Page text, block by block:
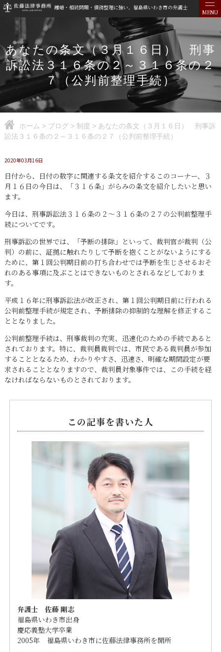
離婚・相続問題・債務整理に強い、福島県いわき市の弁護士
MENU
あなたの条文（３月１６日） 刑事
訴訟法３１６条の２～３１６条の２
７（公判前整理手続）
ホーム > ブログ> 制度 > あなたの条文（３月１６日） 刑事訴
訟法３１６条の２～３１６条の２７（公判前整理手続）
2020年03月16日
日付から、日付の数字に関連する条文を紹介するこのコーナー、３
月１６日の今日は、「３１６条」がらみの条文を紹介したいと思い
ます。
今日は、刑事訴訟法３１６条の２～３１６条の２７の公判前整理手
続についてです。
刑事訴訟の世界では、「予断の排除」といって、裁判官が裁判（公
判）の前に、証拠に触れたりして予断を抱くことがないようにする
ために、第１回公判期日前の打ち合わせでは予断を生じさせるおそ
れのある事項に及ぶことはできないものとされるなどしておりま
す。
平成１６年に刑事訴訟法が改正され、第１回公判期日前に行われる
公判前整理手続が規定され、予断排除の抑制的な理解を修正するこ
ととなりました。
公判前整理手続は、刑事裁判の充実、迅速化のための手続であると
されております。特に、裁判員裁判では、市民である裁判員が参加
することとなるため、わかりやすさ、迅速さ、明確な期間設定が要
求されることとなりますので、裁判員対象事件では、この手続を経
なければならないものとされております。
この記事を書いた人
弁護士 佐藤 剛志
福島県いわき市出身
慶応義塾大学卒業
2005年 福島県いわき市に佐藤法律事務所を開所